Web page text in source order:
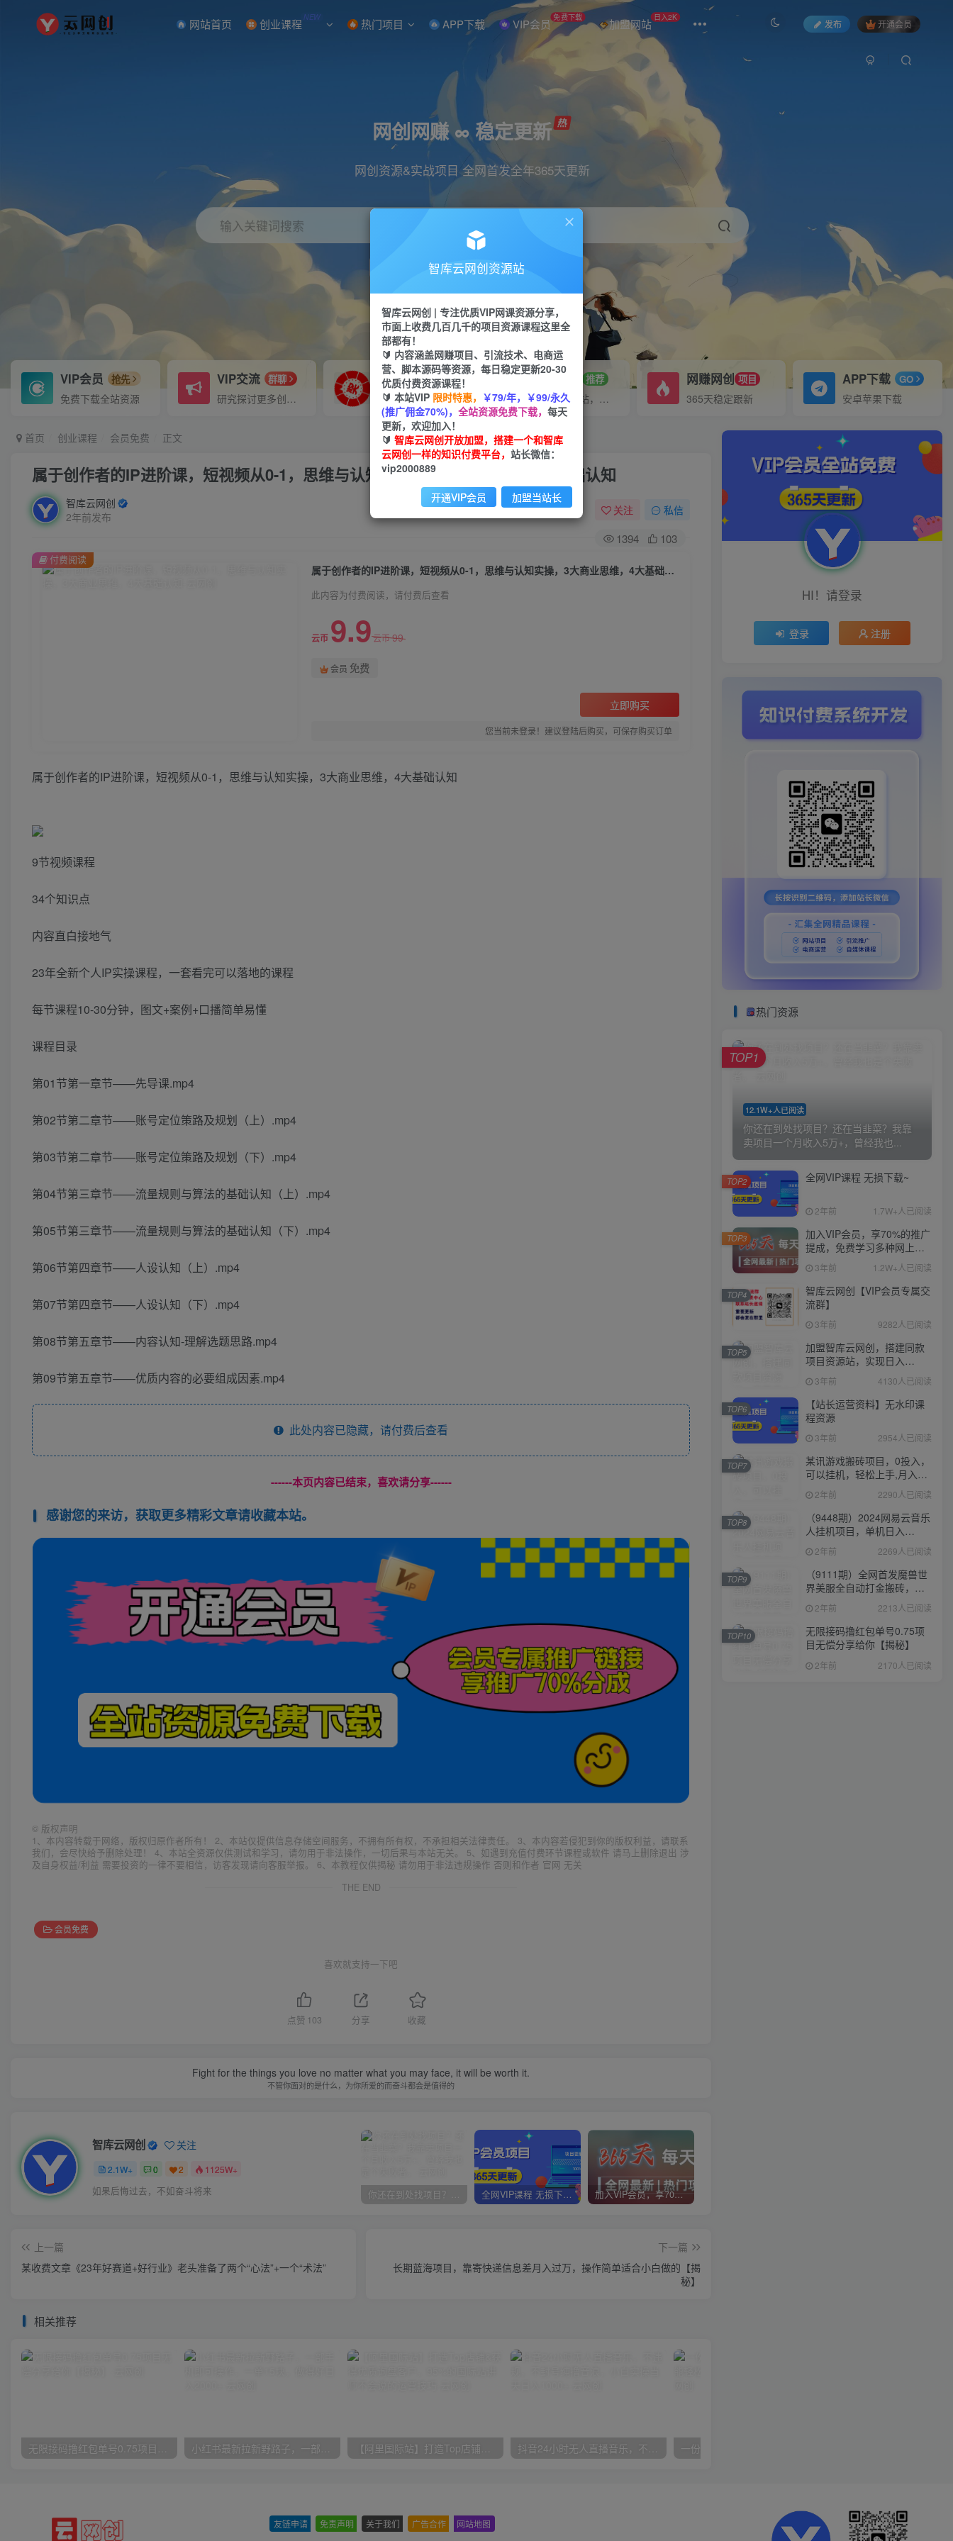
网站首页 创业课程 NEW 热门项目 APP下载 VIP会员 免费下载 加盟网站 日入2K
发布 开通会员
网创网赚 ∞ 稳定更新
网创资源&实战项目 全网首发全年365天更新
输入关键词搜索
直播 小红书 剪辑
VIP会员 抢先
免费下载全站资源
VIP交流 群聊
研究探讨更多创业项目路子。
VIP推广
70%分佣
会员专属推广链接
招募站长 推荐
搭建同款网站，自己当老板
网赚网创 项目
365天稳定跟新
APP下载 GO
安卓苹果下载
首页 创业课程 会员免费 正文
属于创作者的IP进阶课，短视频从0-1，思维与认知实操，3大商业思维，4大基础认知
智库云网创
2年前发布
关注 私信
1394 103
属于创作者的IP进阶课，短视频从0-1，思维与认知实操，3大商业思维，4大基础认知
此内容为付费阅读，请付费后查看
云币 9.9云币99
会员 免费
立即购买
您当前未登录！建议登陆后购买，可保存购买订单
付费阅读
属于创作者的IP进阶课，短视频从0-1，思维与认知实操，3大商业思维，4大基础认知
9节视频课程
34个知识点
内容直白接地气
23年全新个人IP实操课程，一套看完可以落地的课程
每节课程10-30分钟，图文+案例+口播简单易懂
课程目录
第01节第一章节——先导课.mp4
第02节第二章节——账号定位策路及规划（上）.mp4
第03节第二章节——账号定位策路及规划（下）.mp4
第04节第三章节——流量规则与算法的基础认知（上）.mp4
第05节第三章节——流量规则与算法的基础认知（下）.mp4
第06节第四章节——人设认知（上）.mp4
第07节第四章节——人设认知（下）.mp4
第08节第五章节——内容认知-理解选题思路.mp4
第09节第五章节——优质内容的必要组成因素.mp4
此处内容已隐藏，请付费后查看
------本页内容已结束，喜欢请分享------
感谢您的来访，获取更多精彩文章请收藏本站。
© 版权声明
1、本内容转载于网络，版权归原作者所有！ 2、本站仅提供信息存储空间服务，不拥有所有权，不承担相关法律责任。 3、本内容若侵犯到你的版权利益，请联系
我们，会尽快给予删除处理！ 4、本站全资源仅供测试和学习，请勿用于非法操作，一切后果与本站无关。 5、如遇到充值付费环节课程或软件 请马上删除退出 涉
及自身权益/利益 需要投资的一律不要相信，访客发现请向客服举报。 6、本教程仅供揭秘 请勿用于非法违规操作 否则和作者 官网 无关
THE END
会员免费
喜欢就支持一下吧
点赞 103 分享 收藏
Fight for the things you love no matter what you may face, it will be worth it.
不管你面对的是什么，为你所爱的而奋斗都会是值得的
智库云网创 关注
2.1W+ 0 2 1125W+
如果后悔过去，不如奋斗将来 你还在到处找项目？还在当韭菜？我靠卖项目一个月收入5万+，曾经我也是个失败者。 全网VIP课程 无损下载~ 加入VIP会员，享70%的推广提成，免费学习多种网上创业课程，菜鸟秒变大神！
上一篇
某收费文章《23年好赛道+好行业》老头准备了两个“心法”+一个“术法”
下一篇
长期蓝海项目，靠寄快递信息差月入过万，操作简单适合小白做的【揭
秘】
相关推荐
无限接码撸红包单号0.75项目无偿分享给你【揭秘】 小红书最新拉新野路子，一部手机即可操作，一单15块，做得好日入2000+ 【阿里国际站】打造Top店铺&获得优质询盘客户，​95%的国际站讲师不会说的运营技巧 抖音24小时无人直播音乐，不违规，不封号纯撸音浪，小白实操当天日入1000+
HI！请登录
登录 注册
热门资源
12.1W+人已阅读
你还在到处找项目？还在当韭菜？我靠
卖项目一个月收入5万+，曾经我也...
TOP1
全网VIP课程 无损下载~
2年前 1.7W+人已阅读
TOP2
加入VIP会员，享70%的推广
提成，免费学习多种网上创
业课程，菜鸟秒变大神！
3年前 1.2W+人已阅读
TOP3
智库云网创【VIP会员专属交
流群】
3年前 9282人已阅读
TOP4
加盟智库云网创，搭建同款
项目资源站，实现日入
2000+
3年前 4130人已阅读
TOP5
【站长运营资料】无水印课
程资源
3年前 2954人已阅读
TOP6
某讯游戏搬砖项目，0投入，
可以挂机，轻松上手,月入
3000+上不封顶
2年前 2290人已阅读
TOP7
（9448期）2024网易云音乐
人挂机项目，单机日入
150+，无脑月入5000+
2年前 2269人已阅读
TOP8
（9111期）全网首发魔兽世
界美服全自动打金搬砖，日
入1000+，简单好操作，保
姆级教学
2年前 2213人已阅读
TOP9
无限接码撸红包单号0.75项
目无偿分享给你【揭秘】
2年前 2170人已阅读
TOP10
友链申请 免责声明 关于我们 广告合作 网站地图
智库云网创资源站
智库云网创 | 专注优质VIP网课资源分享，
市面上收费几百几千的项目资源课程这里全
部都有！
🔰 内容涵盖网赚项目、引流技术、电商运
营、脚本源码等资源，每日稳定更新20-30
优质付费资源课程！
🔰 本站VIP 限时特惠， ￥79/年，￥99/永久
(推广佣金70%)， 全站资源免费下载， 每天
更新，欢迎加入！
🔰 智库云网创开放加盟，搭建一个和智库
云网创一样的知识付费平台， 站长微信：
vip2000889
开通VIP会员 加盟当站长